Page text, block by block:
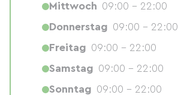
Mittwoch 09:00 - 22:00
Donnerstag 09:00 - 22:00
Freitag 09:00 - 22:00
Samstag 09:00 - 22:00
Sonntag 09:00 - 22:00